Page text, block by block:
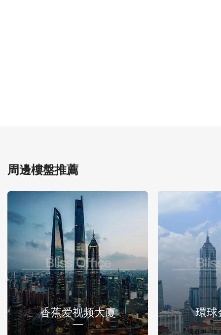
周邊樓盤推薦
香蕉爱视频大廈 環球